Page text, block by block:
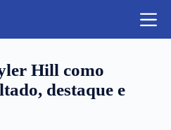
Hill como
destaque e